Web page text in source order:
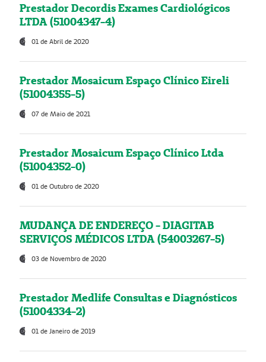
Prestador Decordis Exames Cardiológicos
LTDA (51004347-4)
01 de Abril de 2020
Prestador Mosaicum Espaço Clínico Eireli
(51004355-5)
07 de Maio de 2021
Prestador Mosaicum Espaço Clínico Ltda
(51004352-0)
01 de Outubro de 2020
MUDANÇA DE ENDEREÇO - DIAGITAB
SERVIÇOS MÉDICOS LTDA (54003267-5)
03 de Novembro de 2020
Prestador Medlife Consultas e Diagnósticos
(51004334-2)
01 de Janeiro de 2019